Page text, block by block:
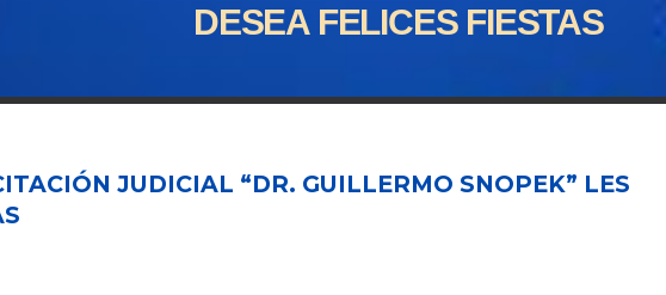
DESEA FELICES FIESTAS
JUDICIAL “DR. GUILLERMO SNOPEK” LES